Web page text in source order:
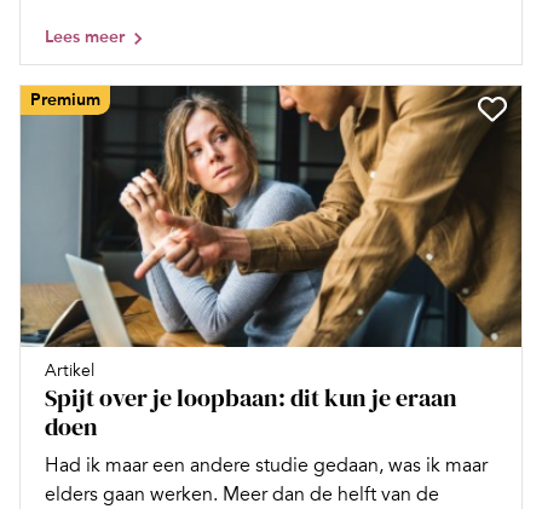
Lees meer
Premium
Artikel
Spijt over je loopbaan: dit kun je eraan
doen
Had ik maar een andere studie gedaan, was ik maar
elders gaan werken. Meer dan de helft van de